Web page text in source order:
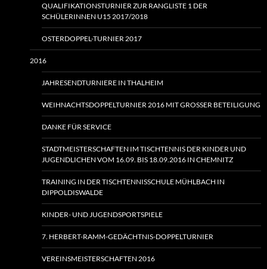
QUALIFIKATIONSTURNIER ZUR RANGLISTE 1 DER
SCHÜLERINNEN U15 2017/2018
OSTERDOPPEL-TURNIER 2017
2016
JAHRESENDTURNIERE IN THALHEIM
WEIHNACHTSDOPPELTURNIER 2016 MIT GROSSER BETEILIGUNG
DANKE FÜR SERVICE
STADTMEISTERSCHAFTEN IM TISCHTENNIS DER KINDER UND
JUGENDLICHEN VOM 16.09. BIS 18.09.2016 IN CHEMNITZ
TRAINING IN DER TISCHTENNISSCHULE MÜHLBACH IN
DIPPOLDISWALDE
KINDER- UND JUGENDSPORTSPIELE
7. HERBERT-RAMM-GEDÄCHTNIS-DOPPELTURNIER
VEREINSMEISTERSCHAFTEN 2016